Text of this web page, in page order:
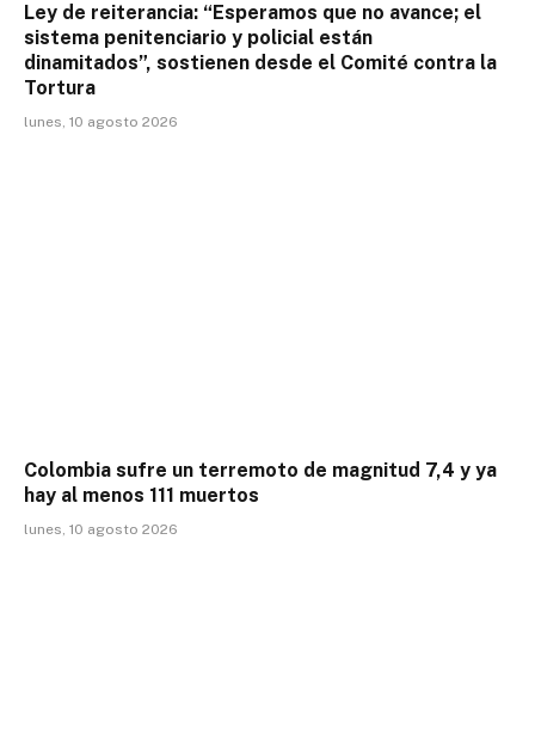
Ley de reiterancia: “Esperamos que no avance; el
sistema penitenciario y policial están
dinamitados”, sostienen desde el Comité contra la
Tortura
lunes, 10 agosto 2026
Colombia sufre un terremoto de magnitud 7,4 y ya
hay al menos 111 muertos
lunes, 10 agosto 2026